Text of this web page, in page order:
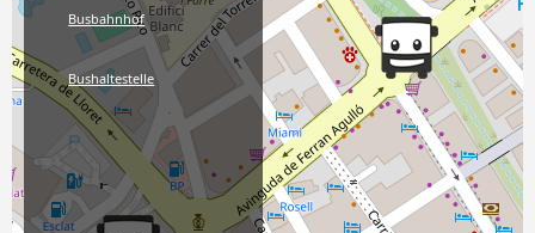
Busbahnhof
Bushaltestelle